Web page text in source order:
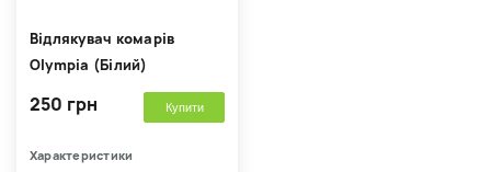
Відлякувач комарів
Olympia (Білий)
250 грн Купити
Характеристики